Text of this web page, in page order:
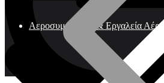
Αεροσυμπιεστές & Εργαλεία Αέρος